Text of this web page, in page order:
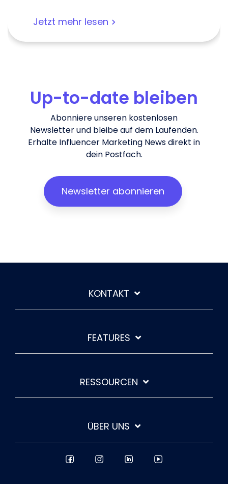
Jetzt mehr lesen
Up-to-date bleiben
Abonniere unseren kostenlosen
Newsletter und bleibe auf dem Laufenden.
Erhalte Influencer Marketing News direkt in
dein Postfach.
Newsletter abonnieren
KONTAKT
FEATURES
RESSOURCEN
ÜBER UNS